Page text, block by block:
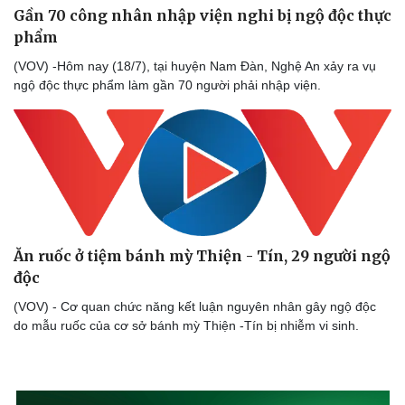
Gần 70 công nhân nhập viện nghi bị ngộ độc thực
phẩm
(VOV) -Hôm nay (18/7), tại huyện Nam Đàn, Nghệ An xảy ra vụ
ngộ độc thực phẩm làm gần 70 người phải nhập viện.
Ăn ruốc ở tiệm bánh mỳ Thiện - Tín, 29 người ngộ
độc
(VOV) - Cơ quan chức năng kết luận nguyên nhân gây ngộ độc
do mẫu ruốc của cơ sở bánh mỳ Thiện -Tín bị nhiễm vi sinh.